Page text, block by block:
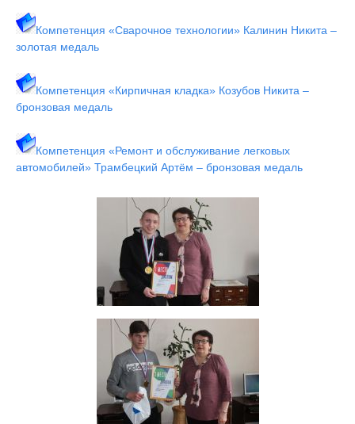
Компетенция «Сварочное технологии» Калинин Никита –
золотая медаль
Компетенция «Кирпичная кладка» Козубов Никита –
бронзовая медаль
Компетенция «Ремонт и обслуживание легковых
автомобилей» Трамбецкий Артём – бронзовая медаль